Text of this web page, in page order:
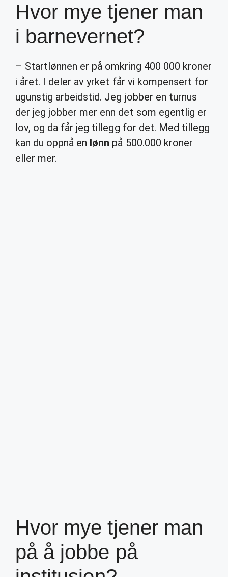
Hvor mye tjener man
i barnevernet?
– Startlønnen er på omkring 400 000 kroner
i året. I deler av yrket får vi kompensert for
ugunstig arbeidstid. Jeg jobber en turnus
der jeg jobber mer enn det som egentlig er
lov, og da får jeg tillegg for det. Med tillegg
kan du oppnå en lønn på 500.000 kroner
eller mer.
Hvor mye tjener man
på å jobbe på